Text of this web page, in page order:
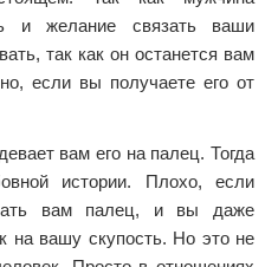
и желание связать ваши
так как он останется вам
если вы получаете его от
вам его на палец. Тогда
истории. Плохо, если
вам палец, и вы даже
на вашу скупость. Но это не